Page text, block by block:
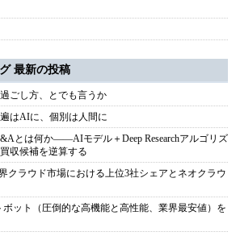
最新の投稿
ごし方、とでも言うか
はAIに、個別は人間に
とは何か――AIモデル＋Deep Researchアルゴリズ
収候補を逆算する
クラウド市場における上位3社シェアとネオクラウ
ボット（圧倒的な高機能と高性能、業界最安値）を